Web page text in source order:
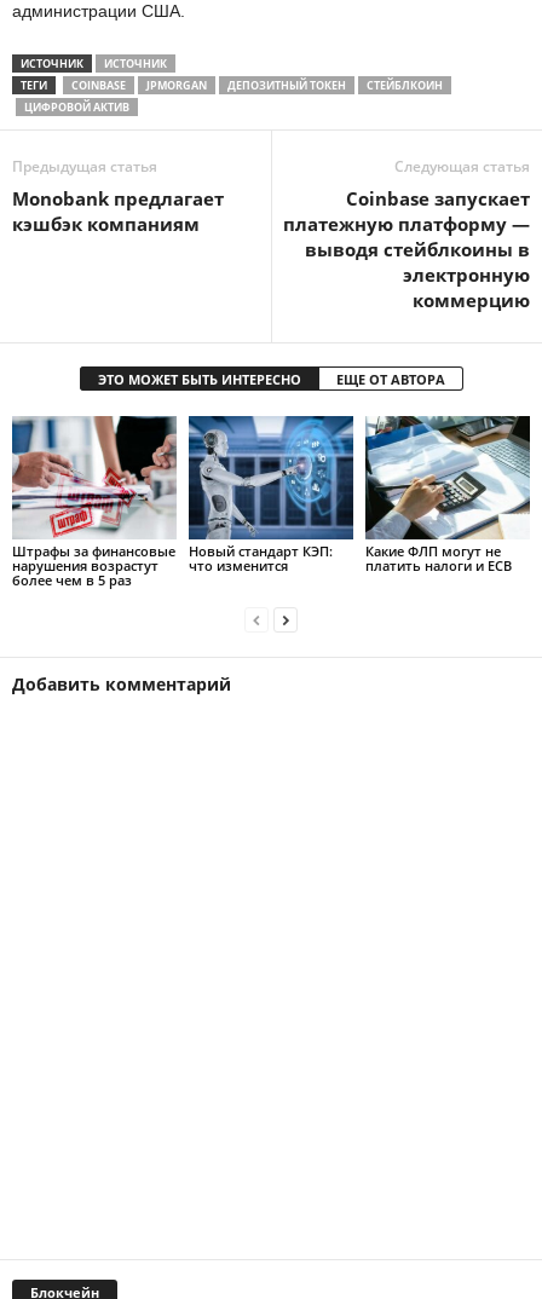
администрации США.
ИСТОЧНИК
ИСТОЧНИК
ТЕГИ
COINBASE JPMORGAN ДЕПОЗИТНЫЙ ТОКЕН
СТЕЙБЛКОИН
ЦИФРОВОЙ АКТИВ
Предыдущая статья
Monobank предлагает
кэшбэк компаниям
Следующая статья
Coinbase запускает
платежную платформу —
выводя стейблкоины в
электронную
коммерцию
ЭТО МОЖЕТ БЫТЬ ИНТЕРЕСНО ЕЩЕ ОТ АВТОРА
Штрафы за финансовые
нарушения возрастут
более чем в 5 раз
Новый стандарт КЭП:
что изменится
Какие ФЛП могут не
платить налоги и ЕСВ
Добавить комментарий
Блокчейн